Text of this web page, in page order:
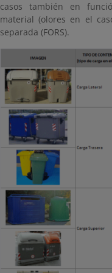
casos también en
material (olores en el
separada (FORS).